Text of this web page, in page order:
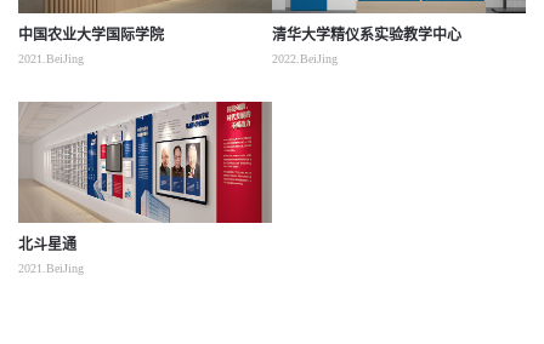
中国农业大学国际学院
2021.BeiJing
清华大学精仪系实验教学中心
2022.BeiJing
北斗星通
2021.BeiJing